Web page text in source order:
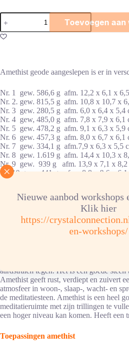
Nieuwe aanbod workshops
Klik hier
https://
en-workshops/
Amethist
geode
aangeslepen
aantal
Toevoegen
Amethist geode aangeslepen is er in
Nr. 1 gew. 586,6 g afm. 12,2 x 6,1 x
Nr. 2. gew. 815,5 g afm. 10,8 x 10,7 x
Nr. 3 gew. 280,5 g afm. 6,0 x 6,4 x 5,4
Nr. 4 gew, 485,0 g afm. 7,8 x 7,9 x 6,1
Nr. 5 gew. 478,2 g afm. 9,1 x 6,3 x 5,9
Nr. 6 gew. 457,3 g afm. 8,0 x 6,7 x 6,1
Nr. 7 gew. 334,1 g afm.7,9 x 6,3 x 5,5
Nr. 8 gew. 1.619 g afm. 14,4 x 10,3 x
Nr. 9 gew. 939 g afm. 13,9 x 7,1 x 8,2
Nr. 10 gew. 441 g afm. 8,8 x 8,6 x 6,1
Een grote amethist geode, brok of
niet alleen een fantastisch sieraad, maar
aardstralen tegen. Het is een goede
Amethist geeft rust, verdiept en zuivert
atmosfeer in woon-, slaap-, wacht- en
de meditatiesteen. Amethist is een heel
meditatieruimte met zijn trillingen te
een hoger niveau kan komen. Heeft een
Toepassingen amethist